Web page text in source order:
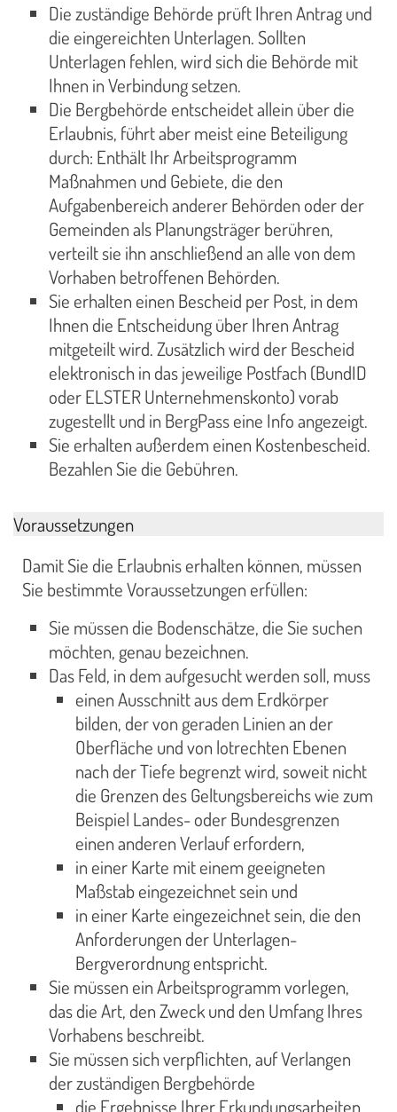
Die zuständige Behörde prüft Ihren Antrag und
die eingereichten Unterlagen. Sollten
Unterlagen fehlen, wird sich die Behörde mit
Ihnen in Verbindung setzen.
Die Bergbehörde entscheidet allein über die
Erlaubnis, führt aber meist eine Beteiligung
durch: Enthält Ihr Arbeitsprogramm
Maßnahmen und Gebiete, die den
Aufgabenbereich anderer Behörden oder der
Gemeinden als Planungsträger berühren,
verteilt sie ihn anschließend an alle von dem
Vorhaben betroffenen Behörden.
Sie erhalten einen Bescheid per Post, in dem
Ihnen die Entscheidung über Ihren Antrag
mitgeteilt wird. Zusätzlich wird der Bescheid
elektronisch in das jeweilige Postfach (BundID
oder ELSTER Unternehmenskonto) vorab
zugestellt und in BergPass eine Info angezeigt.
Sie erhalten außerdem einen Kostenbescheid.
Bezahlen Sie die Gebühren.
Voraussetzungen
Damit Sie die Erlaubnis erhalten können, müssen
Sie bestimmte Voraussetzungen erfüllen:
Sie müssen die Bodenschätze, die Sie suchen
möchten, genau bezeichnen.
Das Feld, in dem aufgesucht werden soll, muss
einen Ausschnitt aus dem Erdkörper
bilden, der von geraden Linien an der
Oberfläche und von lotrechten Ebenen
nach der Tiefe begrenzt wird, soweit nicht
die Grenzen des Geltungsbereichs wie zum
Beispiel Landes- oder Bundesgrenzen
einen anderen Verlauf erfordern,
in einer Karte mit einem geeigneten
Maßstab eingezeichnet sein und
in einer Karte eingezeichnet sein, die den
Anforderungen der Unterlagen-
Bergverordnung entspricht.
Sie müssen ein Arbeitsprogramm vorlegen,
das die Art, den Zweck und den Umfang Ihres
Vorhabens beschreibt.
Sie müssen sich verpflichten, auf Verlangen
der zuständigen Bergbehörde
die Ergebnisse Ihrer Erkundungsarbeiten